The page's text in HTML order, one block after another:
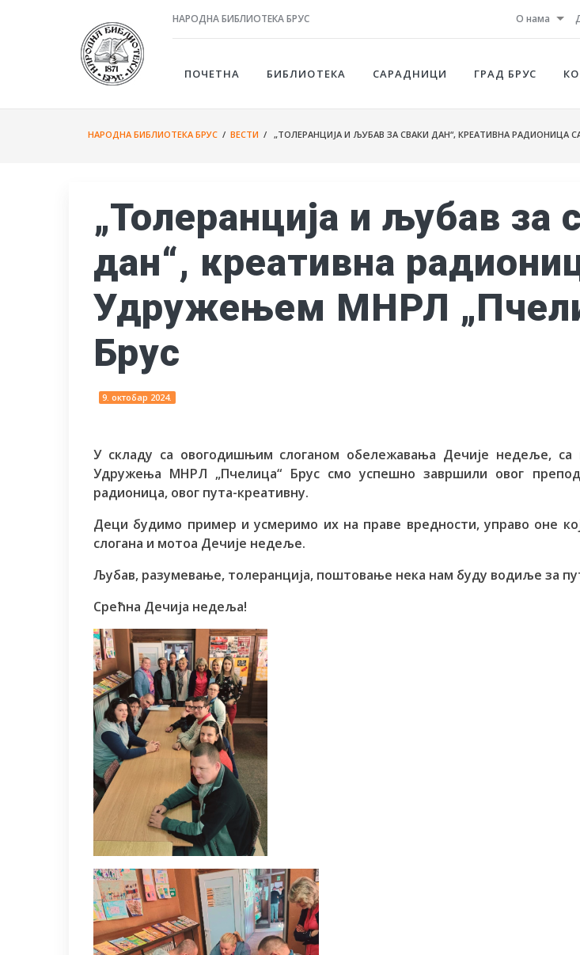
НАРОДНА БИБЛИОТЕКА БРУС О нама
ПОЧЕТНА БИБЛИОТЕКА САРАДНИЦИ ГРАД БРУС
НАРОДНА БИБЛИОТЕКА БРУС / ВЕСТИ / „ТОЛЕРАНЦИЈА И ЉУБАВ ЗА СВАКИ ДАН“, КРЕАТИВНА РАДИОНИЦА
„Толеранција и љубав за
дан“, креативна
Удружењем МНРЛ
Брус
9. октобар 2024.
У складу са овогодишњим слоганом обележавања Дечије недеље,
Удружења МНРЛ „Пчелица“ Брус смо успешно завршили овог
радионица, овог пута-креативну.
Деци будимо пример и усмеримо их на праве вредности, управо оне
слогана и мотоа Дечије недеље.
Љубав, разумевање, толеранција, поштовање нека нам буду водиље за
Срећна Дечија недеља!